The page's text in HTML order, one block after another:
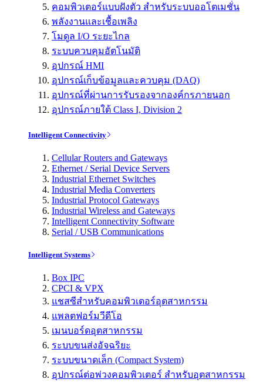
คอมพิวเตอร์แบบฝังตัว สำหรับระบบออโตเมชั่น
พลังงานและเชื้อเพลิง
โมดูล I/O ระยะไกล
ระบบควบคุมอัตโนมัติ
อุปกรณ์ HMI
อุปกรณ์เก็บข้อมูลและควบคุม (DAQ)
อุปกรณ์ที่ผ่านการรับรองจากองค์กรภายนอก
อุปกรณ์ภายใต้ Class I, Division 2
Intelligent Connectivity
Cellular Routers and Gateways
Ethernet / Serial Device Servers
Industrial Ethernet Switches
Industrial Media Converters
Industrial Protocol Gateways
Industrial Wireless and Gateways
Intelligent Connectivity Software
Serial / USB Communications
Intelligent Systems
Box IPC
CPCI & VPX
แชสซีสำหรับคอมพิวเตอร์อุตสาหกรรม
แพลตฟอร์มวีดีโอ
เมนบอร์ดอุตสาหกรรม
ระบบขนส่งอัจฉริยะ
ระบบขนาดเล็ก (Compact System)
อุปกรณ์ต่อพ่วงคอมพิวเตอร์ สำหรับอุตสาหกรรม